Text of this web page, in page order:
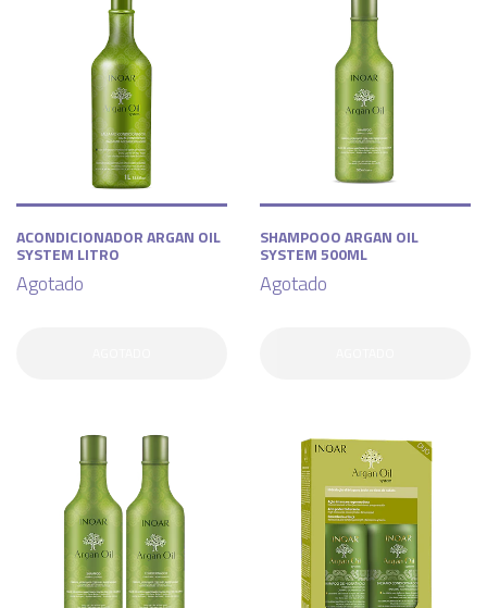
ACONDICIONADOR ARGAN OIL
SYSTEM LITRO
Agotado
SHAMPOOO ARGAN OIL
SYSTEM 500ML
Agotado